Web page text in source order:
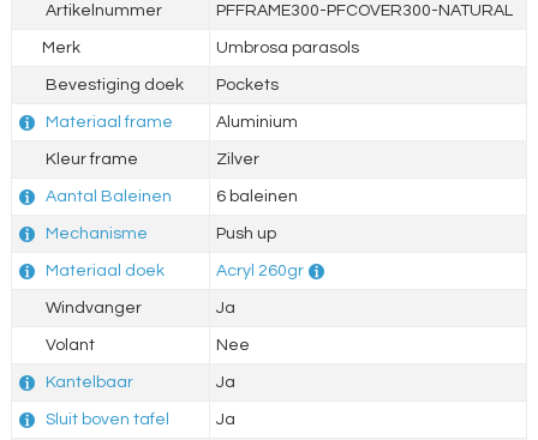
Artikelnummer PFFRAME300-PFCOVER300-NATURAL
Merk Umbrosa parasols
Bevestiging doek Pockets
Materiaal frame Aluminium
Kleur frame Zilver
Aantal Baleinen 6 baleinen
Mechanisme Push up
Materiaal doek Acryl 260gr
Windvanger Ja
Volant Nee
Kantelbaar Ja
Sluit boven tafel Ja